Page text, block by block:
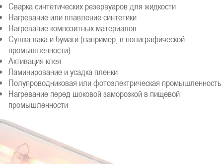
Сварка синтетических резервуаров для жидкости
Нагревание или плавление синтетики
Нагревание композитных материалов
Сушка лака и бумаги (например, в полиграфической
промышленности)
Активация клея
Ламинирование и усадка пленки
Полупроводниковая или фотоэлектрическая промышленность
Нагревание перед шоковой заморозкой в пищевой
промышленности